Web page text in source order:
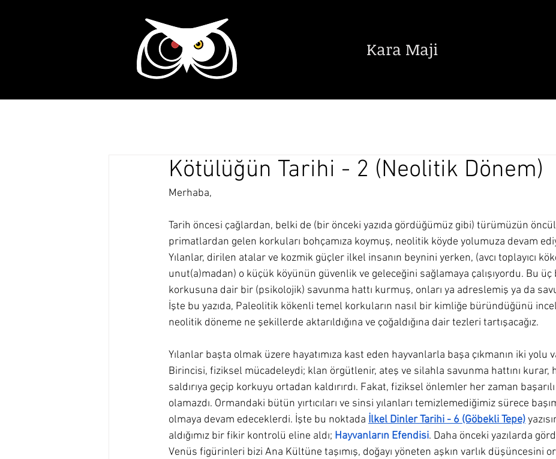
Kara Maji
Kötülüğün Tarihi - 2 (Neolitik Dönem)
Merhaba,
Tarih öncesi çağlardan, belki de (bir önceki yazıda gördüğümüz gibi) türümüzün
primatlardan gelen korkuları bohçamıza koymuş, neolitik köyde yolumuza devam
Yılanlar, dirilen atalar ve kozmik güçler ilkel insanın beynini yerken, (avcı toplayıcı
unut(a)madan) o küçük köyünün güvenlik ve geleceğini sağlamaya çalışıyordu. Bu üç
korkusuna dair bir (psikolojik) savunma hattı kurmuş, onları ya adreslemiş ya da
İşte bu yazıda, Paleolitik kökenli temel korkuların nasıl bir kimliğe büründüğünü
neolitik döneme ne şekillerde aktarıldığına ve çoğaldığına dair tezleri tartışacağız.
Yılanlar başta olmak üzere hayatımıza kast eden hayvanlarla başa çıkmanın iki yolu
Birincisi, fiziksel mücadeleydi; klan örgütlenir, ateş ve silahla savunma hattını kurar,
saldırıya geçip korkuyu ortadan kaldırırdı. Fakat, fiziksel önlemler her zaman
olamazdı. Ormandaki bütün yırtıcıları ve sinsi yılanları temizlemediğimiz sürece
olmaya devam edeceklerdi. İşte bu noktada İlkel Dinler Tarihi - 6 (Göbekli Tepe)
aldığımız bir fikir kontrolü eline aldı; Hayvanların Efendisi. Daha önceki yazılarda
Venüs figürinleri bizi Ana Kültüne taşımış, doğayı yöneten aşkın varlık düşüncesini